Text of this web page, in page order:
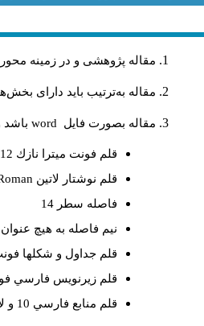
مقاله پژوهشی و در زمینه
مقاله به‌ترتیب باید دارای
مقاله بصورت فايل word باشد
قلم فونت ميترا نازك 12
قلم نوشتار لاتين
فاصله سطر 14
نيم فاصله به هيچ
قلم جداول و شكلها فونت
قلم زيرنويس فارسي فونت 10 و لاتين
قلم منابع فارسي 10 و لاتين فونت 9